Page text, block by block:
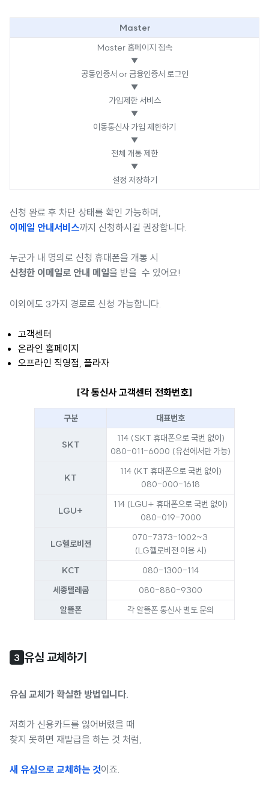
Master
Master 홈페이지 접속
▼
공동인증서 or 금융인증서 로그인
▼
가입제한 서비스
▼
이동통신사 가입 제한하기
▼
전체 개통 제한
▼
설정 저장하기
신청 완료 후 차단 상태를 확인 가능하며,
이메일 안내서비스까지 신청하시길 권장합니다.
누군가 내 명의로 신청 휴대폰을 개통 시
신청한 이메일로 안내 메일을 받을 수 있어요!
이외에도 3가지 경로로 신청 가능합니다.
고객센터
온라인 홈페이지
오프라인 직영점, 플라자
[각 통신사 고객센터 전화번호]
구분 대표번호
SKT
114 (SKT 휴대폰으로 국번 없이)
080-011-6000 (유선에서만 가능)
KT
114 (KT 휴대폰으로 국번 없이)
080-000-1618
LGU+
114 (LGU+ 휴대폰으로 국번 없이)
080-019-7000
LG헬로비전
070-7373-1002~3
(LG헬로비전 이용 시)
KCT
080-1300-114
세종텔레콤
080-880-9300
알뜰폰
각 알뜰폰 통신사 별도 문의
3 유심 교체하기
유심 교체가 확실한 방법입니다.
저희가 신용카드를 잃어버렸을 때
찾지 못하면 재발급을 하는 것 처럼,
새 유심으로 교체하는 것이죠.